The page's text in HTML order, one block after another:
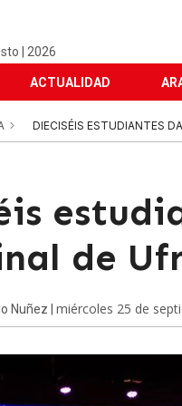
| 2026
ACTUALIDAD
DIECISÉIS ESTUDIANTES
de
Nuñez | miércoles 25 de